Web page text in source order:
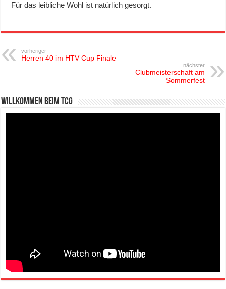
Für das leibliche Wohl ist natürlich gesorgt.
vorheriger
Herren 40 im HTV Cup Finale
nächster
Clubmeisterschaft am
Sommerfest
Willkommen beim TCG